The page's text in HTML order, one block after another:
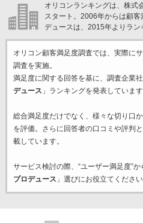
オリコンランキングは、株式
スタート。2006年からは顧
デュースは、2015年よりラン
オリコン顧客満足度調査では、実際に
調査を実施。
満足度に関する回答を基に、調査企業
デュース 」ランキングを発表しています
総合満足度だけでなく、様々な切り口か
を評価。さらに回答者の口コミや評判
載しています。
サービス検討の際、“ユーザー満足度”
プロデュース 」選びにお役立てください